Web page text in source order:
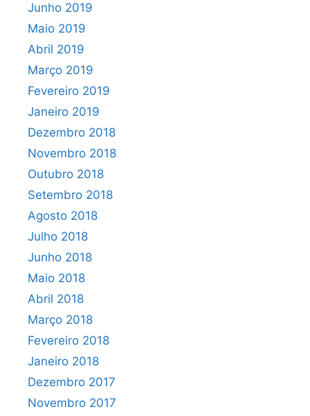
Junho 2019
Maio 2019
Abril 2019
Março 2019
Fevereiro 2019
Janeiro 2019
Dezembro 2018
Novembro 2018
Outubro 2018
Setembro 2018
Agosto 2018
Julho 2018
Junho 2018
Maio 2018
Abril 2018
Março 2018
Fevereiro 2018
Janeiro 2018
Dezembro 2017
Novembro 2017